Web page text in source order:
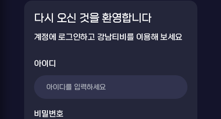
다시 오신 것을 환영합니다
계정에 로그인하고 강남티비를 이용해 보세요
아이디
비밀번호